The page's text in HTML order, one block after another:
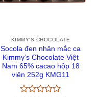
KIMMY'S CHOCOLATE
Socola đen nhân mắc ca
Kimmy’s Chocolate Việt
Nam 65% cacao hộp 18
viên 252g KMG11